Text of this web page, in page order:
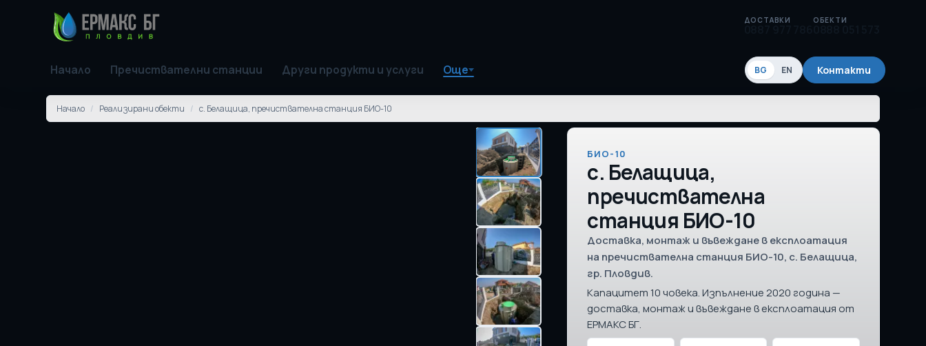
ДОСТАВКИ ОБЕКТИ
Начало Пречиствателни станции Други продукти и услуги Още BG EN Контакти
Начало / Реализирани обекти / с. Белащица, пречиствателна станция БИО-10
БИО-10
с. Белащица,
пречиствателна
станция БИО-10
Доставка, монтаж и въвеждане в експлоатация
на пречиствателна станция БИО-10, с. Белащица,
гр. Пловдив.
Капацитет 10 човека. Изпълнение 2020 година —
доставка, монтаж и въвеждане в експлоатация от
ЕРМАКС БГ.